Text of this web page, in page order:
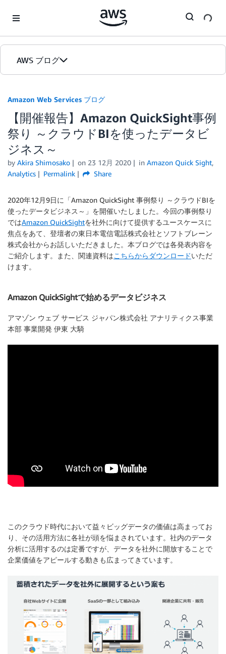
AWS ブログ
カテゴリ
エディション
Amazon Web Services ブログ
【開催報告】Amazon QuickSight事例
祭り ～クラウドBIを使ったデータビ
ジネス～
by Akira Shimosako on 23 12月 2020 in Amazon Quick Sight,
Analytics
Permalink Share
2020年12月9日に「Amazon QuickSight 事例祭り ～クラウドBIを
使ったデータビジネス～」を開催いたしました。今回の事例祭り
ではAmazon QuickSightを社外に向けて提供するユースケースに
焦点をあて、登壇者の東日本電信電話株式会社とソフトブレーン
株式会社からお話しいただきました。本ブログでは各発表内容を
ご紹介します。また、関連資料はこちらからダウンロードいただ
けます。
Amazon QuickSightで始めるデータビジネス
アマゾン ウェブ サービス ジャパン株式会社 アナリティクス事業
本部 事業開発 伊東 大騎
このクラウド時代において益々ビッグデータの価値は高まってお
り、その活用方法に各社が頭を悩まされています。社内のデータ
分析に活用するのは定番ですが、データを社外に開放することで
企業価値をアピールする動きも広まってきています。